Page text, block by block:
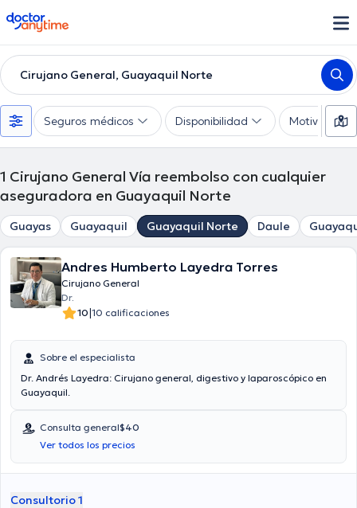
doctoranytime
Cirujano General, Guayaquil Norte
Seguros médicos Disponibilidad Motivo de
1 Cirujano General Vía reembolso con cualquier
aseguradora en Guayaquil Norte
Guayas Guayaquil Guayaquil Norte Daule
Andres Humberto Layedra Torres
Cirujano General
Dr.
10|10 calificaciones
Sobre el especialista
Dr. Andrés Layedra: Cirujano general, digestivo y laparoscópico en
Guayaquil.
Consulta general$40
Ver todos los precios
Consultorio 1